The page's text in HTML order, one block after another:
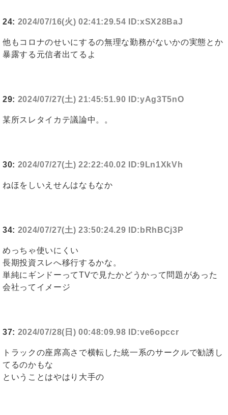
24: 2024/07/16(火) 02:41:29.54 ID:xSX28BaJ
他もコロナのせいにするの無理な勤務がないかの実態とか
暴露する元信者出てるよ
29: 2024/07/27(土) 21:45:51.90 ID:yAg3T5nO
某所スレタイカテ議論中。。
30: 2024/07/27(土) 22:22:40.02 ID:9Ln1XkVh
ねほをしいえせんはなもなか
34: 2024/07/27(土) 23:50:24.29 ID:bRhBCj3P
めっちゃ使いにくい
長期投資スレへ移行するかな。
単純にギンドーってTVで見たかどうかって問題があった
会社ってイメージ
37: 2024/07/28(日) 00:48:09.98 ID:ve6opccr
トラックの座席高さで横転した統一系のサークルで勧誘し
てるのかもな
ということはやはり大手の